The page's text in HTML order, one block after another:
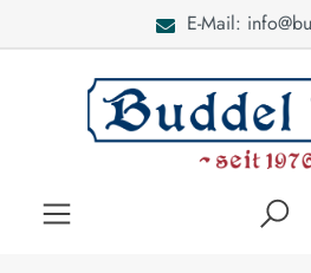
E-Mail: